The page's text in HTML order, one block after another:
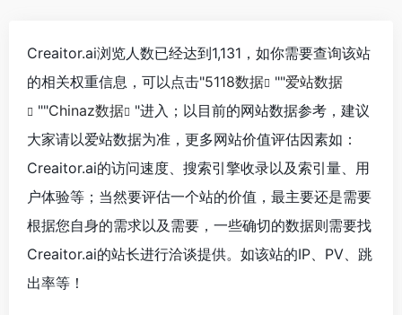
Creaitor.ai浏览人数已经达到1,131，如你需要查询该站
的相关权重信息，可以点击"5118数据 ""爱站数据
""Chinaz数据
"进入；以目前的网站数据参考，建议
大家请以爱站数据为准，更多网站价值评估因素如：
Creaitor.ai的访问速度、搜索引擎收录以及索引量、用
户体验等；当然要评估一个站的价值，最主要还是需要
根据您自身的需求以及需要，一些确切的数据则需要找
Creaitor.ai的站长进行洽谈提供。如该站的IP、PV、跳
出率等！